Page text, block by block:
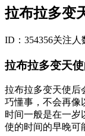
拉布拉多变
ID：354356关注人
拉布拉多变天
拉布拉多变天使后
巧懂事，不会再像
时间一般是在一岁
使的时间的早晚可